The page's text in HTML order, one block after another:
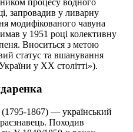
процесу водного
запровадив у ливарну
модифікованого чавуна
у 1951 році колективну
Вноситься з метою
статус та вшанування
у XX столітті»).
1867) — український
Походив